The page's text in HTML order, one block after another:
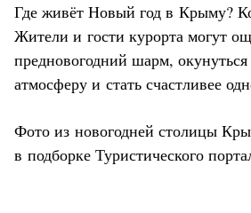
Где живёт Новый год в Крыму?
Жители и гости курорта могут
предновогодний шарм,
атмосферу и стать счастливее
Фото из новогодней столицы
в подборке Туристического